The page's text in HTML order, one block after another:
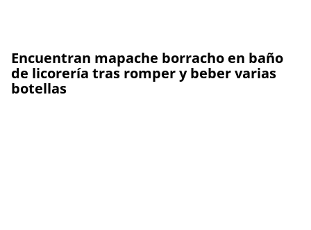
Encuentran mapache borracho en baño
de licorería tras romper y beber varias
botellas